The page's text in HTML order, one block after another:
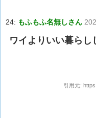
24: もふもふ名無しさん
ワイよりいい暮らし
引用元: